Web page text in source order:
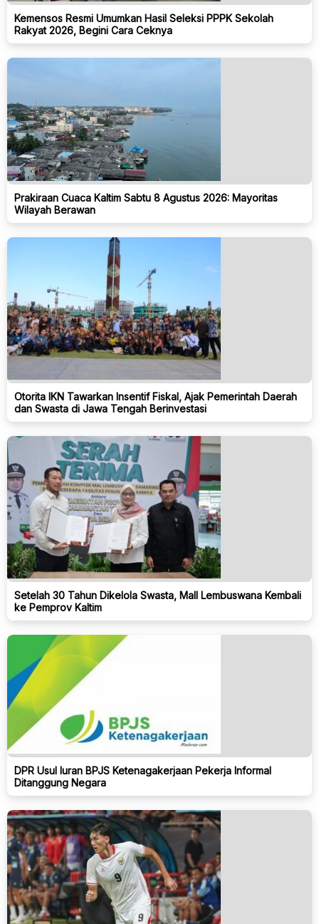
Kemensos Resmi Umumkan Hasil Seleksi PPPK Sekolah
Rakyat 2026, Begini Cara Ceknya
Prakiraan Cuaca Kaltim Sabtu 8 Agustus 2026: Mayoritas
Wilayah Berawan
Otorita IKN Tawarkan Insentif Fiskal, Ajak Pemerintah Daerah
dan Swasta di Jawa Tengah Berinvestasi
Setelah 30 Tahun Dikelola Swasta, Mall Lembuswana Kembali
ke Pemprov Kaltim
DPR Usul Iuran BPJS Ketenagakerjaan Pekerja Informal
Ditanggung Negara